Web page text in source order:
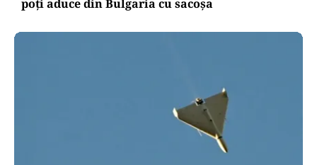
poți aduce din Bulgaria cu sacoșa